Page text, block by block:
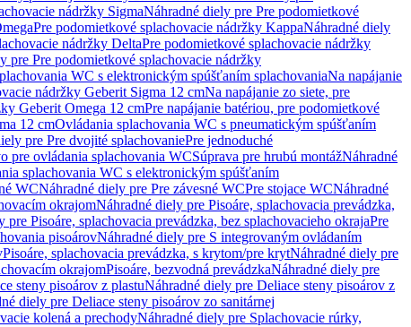
nádržky SigmaNáhradné diely pre Pre podomietkové
Pre podomietkové splachovacie nádržky KappaNáhradné diely
nádržky DeltaPre podomietkové splachovacie nádržky
pre Pre podomietkové splachovacie nádržky
WC s elektronickým spúšťaním splachovaniaNa napájanie
nádržky Geberit Sigma 12 cmNa napájanie zo siete, pre
Geberit Omega 12 cmPre napájanie batériou, pre podomietkové
12 cmOvládania splachovania WC s pneumatickým spúšťaním
pre Pre dvojité splachovaniePre jednoduché
pre ovládania splachovania WCSúprava pre hrubú montážNáhradné
splachovania WC s elektronickým spúšťaním
WCNáhradné diely pre Pre závesné WCPre stojace WCNáhradné
okrajomNáhradné diely pre Pisoáre, splachovacia prevádzka,
pre Pisoáre, splachovacia prevádzka, bez splachovacieho okrajaPre
pisoárovNáhradné diely pre S integrovaným ovládaním
Pisoáre, splachovacia prevádzka, s krytom/pre krytNáhradné diely pre
okrajomPisoáre, bezvodná prevádzkaNáhradné diely pre
steny pisoárov z plastuNáhradné diely pre Deliace steny pisoárov z
diely pre Deliace steny pisoárov zo sanitárnej
kolená a prechodyNáhradné diely pre Splachovacie rúrky,